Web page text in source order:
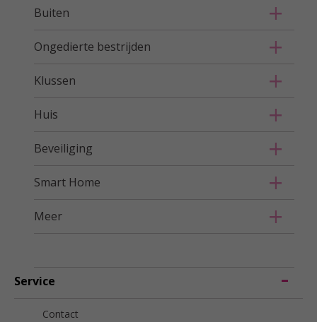
Buiten
Ongedierte bestrijden
Klussen
Huis
Beveiliging
Smart Home
Meer
Service
Contact